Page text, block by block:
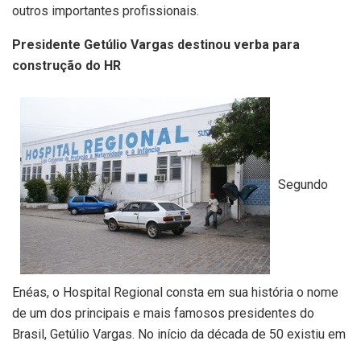
outros importantes profissionais.
Presidente Getúlio Vargas destinou verba para
construção do HR
Segundo
Enéas, o Hospital Regional consta em sua história o nome
de um dos principais e mais famosos presidentes do
Brasil, Getúlio Vargas. No início da década de 50 existiu em